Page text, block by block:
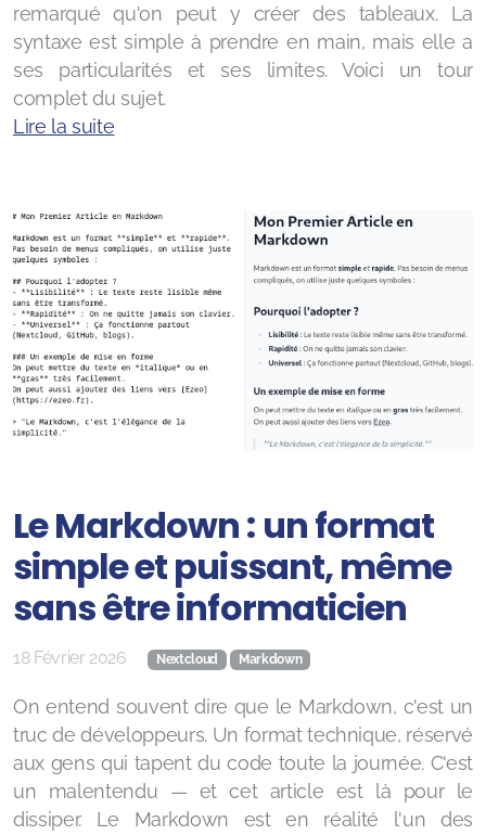
remarqué qu'on peut y créer des tableaux. La
syntaxe est simple à prendre en main, mais elle a
ses particularités et ses limites. Voici un tour
complet du sujet.
Lire la suite
Le Markdown : un format
simple et puissant, même
sans être informaticien
18 Février 2026 Nextcloud Markdown
On entend souvent dire que le Markdown, c'est un
truc de développeurs. Un format technique, réservé
aux gens qui tapent du code toute la journée. C'est
un malentendu — et cet article est là pour le
dissiper. Le Markdown est en réalité l'un des